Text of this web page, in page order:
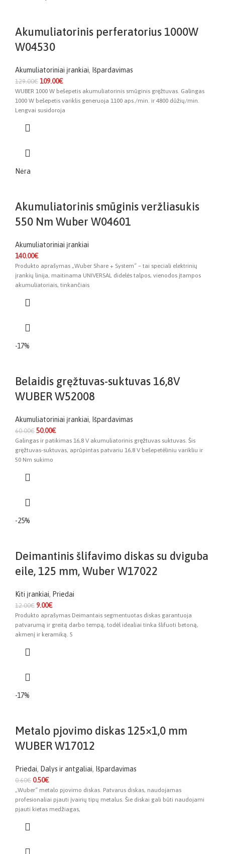
Akumuliatorinis perferatorius 1000W
W04530
Akumuliatoriniai įrankiai, Išpardavimas
129.00€ 109.00€
WUBER 1000 W bešepetis akumuliatorinis smūginis gręžtuvas. Galingas
1000 W bešepetis variklis generuoja 1100 aps./min. ir 4800 dūžių/min.
Lengvai susidoroja
Nėra
Akumuliatorinis smūginis veržliasukis
550 Nm Wuber W04601
Akumuliatoriniai įrankiai
140.00€
Produkto aprašymas „Wuber Share + System“ – tai speciali elektrinių
įrankių linija, maitinama UNIVERSAL didelės talpos, vienodos įtampos
akumuliatoriais, tinkančiais
-17%
Belaidis gręžtuvas-suktuvas 16,8V
WUBER W52008
Akumuliatoriniai įrankiai, Išpardavimas
60.00€ 50.00€
Galingas ir patikimas 16,8 V akumuliatorinis gręžtuvas suktuvas. Šis
gręžtuvas-suktuvas, aprūpintas patvariu 16,8 V bešepetėliniu varikliu ir
50 Nm sukimo
-25%
Deimantinis šlifavimo diskas su dviguba
eile, 125 mm, Wuber W17022
Kiti įrankiai, Priedai
12.00€ 9.00€
Produkto aprašymas Deimantais segmentuotas diskas garantuoja
patvarumą ir greitą darbo tempą, todėl idealiai tinka šlifuoti betoną,
akmenį ir keramiką. 5
-17%
Metalo pjovimo diskas 125×1,0 mm
WUBER W17012
Priedai, Dalys ir antgaliai, Išpardavimas
0.60€ 0.50€
„Wuber“ metalo pjovimo diskas. Patvarus diskas, naudojamas
profesionaliai pjauti įvairių tipų metalus. Šie diskai gali būti naudojami
pjauti kietas medžiagas,